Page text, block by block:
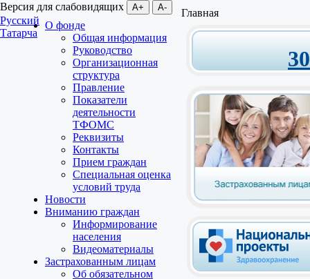
Версия для слабовидящих
A+ A-
Русский
Татарча
О фонде
Общая информация
Руководство
Организационная
структура
Правление
Показатели
деятельности
ТФОМС
Реквизиты
Контакты
Прием граждан
Специальная оценка
условий труда
Новости
Вниманию граждан
Информирование
населения
Видеоматериалы
Застрахованным лицам
Об обязательном
Главная